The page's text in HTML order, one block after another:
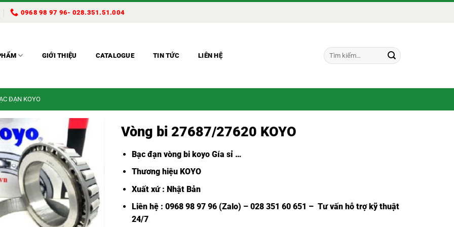
0968 98 97 96- 028.351.51.004
GIỚI THIỆU CATALOGUE TIN TỨC LIÊN HỆ
Tìm
kiếm:
ĐẠN KOYO
Vòng bi 27687/27620 KOYO
Bạc đạn vòng bi koyo Gía sỉ…
Thương hiệu KOYO
Xuất xứ : Nhật Bản
Liên hệ : 0968 98 97 96 (Zalo) – 028 351 60 651 – Tư vấn hỗ trợ kỹ thuật
24/7